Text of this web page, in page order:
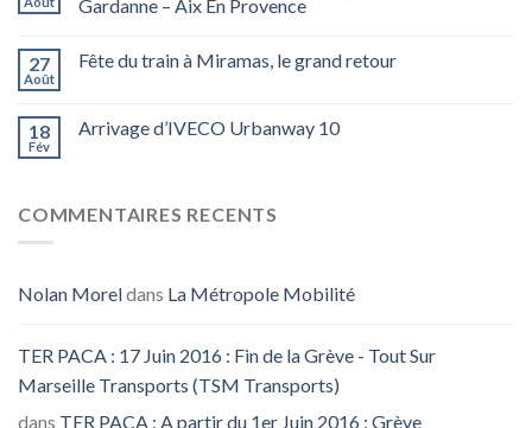
Gardanne – Aix En Provence
27
Août
Fête du train à Miramas, le grand retour
18
Fév
Arrivage d’IVECO Urbanway 10
COMMENTAIRES RECENTS
Nolan Moreldans La Métropole Mobilité
TER PACA : 17 Juin 2016 : Fin de la Grève - Tout Sur
Marseille Transports (TSM Transports)
dans TER PACA : A partir du 1er Juin 2016 : Grève